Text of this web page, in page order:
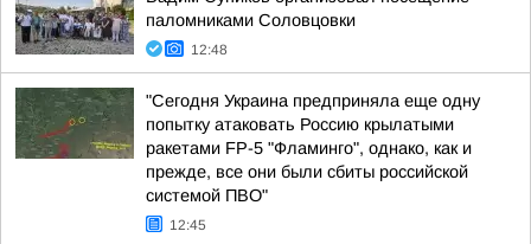
паломниками Соловцовки
12:48
"Сегодня Украина предприняла еще одну
попытку атаковать Россию крылатыми
ракетами FP-5 "Фламинго", однако, как и
прежде, все они были сбиты российской
системой ПВО"
12:45